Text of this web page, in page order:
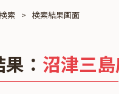
索 検索結果画面
： 沼津三